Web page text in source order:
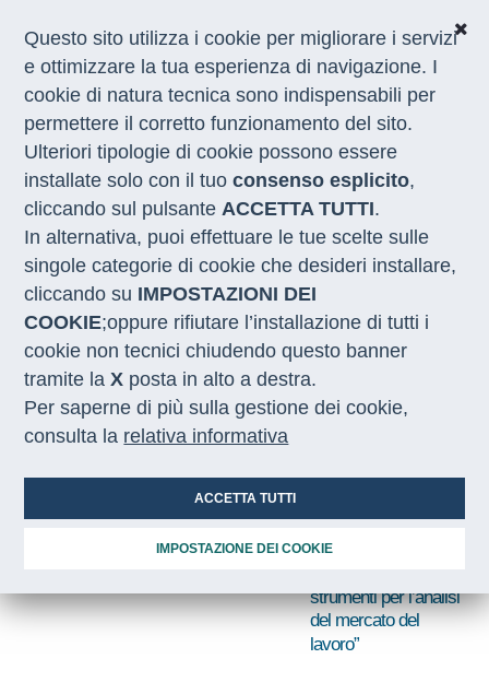
CHI SIAMO
COSA FACCIAMO
I NOSTRI SERVIZI
MEDIA
CON LE REGIONI
NOTIZIE
Recruiting Days di Sviluppo Lavoro
Italia con le Regioni: un partecipante
su due avvia un rapporto di lavoro
Innovazione.
Lavoro Italia):
“Piattaforma LMI
strumenti per l’analisi
del mercato del
lavoro”
Questo sito utilizza i cookie per migliorare i servizi
e ottimizzare la tua esperienza di navigazione. I
cookie di natura tecnica sono indispensabili per
permettere il corretto funzionamento del sito.
Ulteriori tipologie di cookie possono essere
installate solo con il tuoconsenso esplicito,
cliccando sul pulsanteACCETTA TUTTI.
In alternativa, puoi effettuare le tue scelte sulle
singole categorie di cookie che desideri installare,
cliccando su IMPOSTAZIONI DEI
COOKIE;oppure rifiutare l’installazione di tutti i
cookie non tecnici chiudendo questo banner
tramite laX posta in alto a destra.
Per saperne di più sulla gestione dei cookie,
consulta la relativa informativa
ACCETTA TUTTI
IMPOSTAZIONE DEI COOKIE